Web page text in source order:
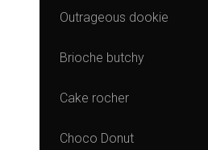
Outrageous dookie
Brioche butchy
Cake rocher
Choco Donut